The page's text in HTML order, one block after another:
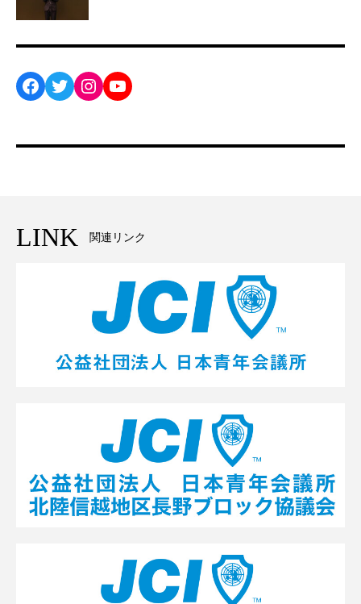
Facebook
Twitter
Instagram
YouTube
LINK 関連リンク